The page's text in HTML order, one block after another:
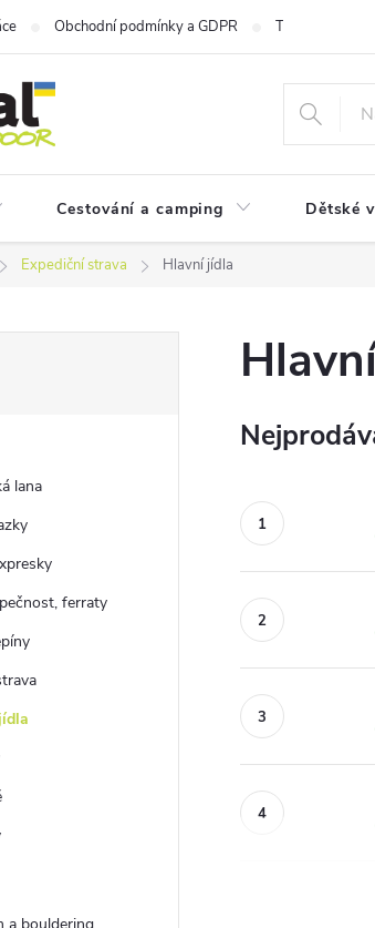
Obchodní podmínky a GDPR Technologie
Cestování a camping Dětské
Expediční strava Hlavní jídla
lana
ferraty